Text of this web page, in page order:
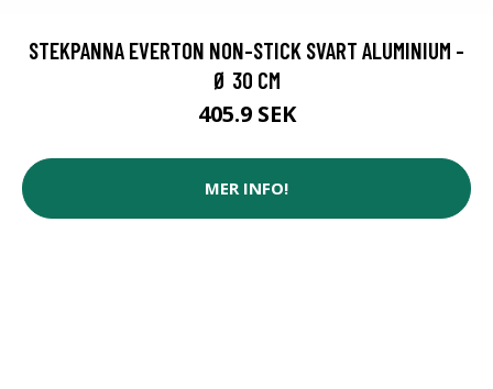
STEKPANNA EVERTON NON-STICK SVART ALUMINIUM -
Ø 30 CM
405.9 SEK
MER INFO!